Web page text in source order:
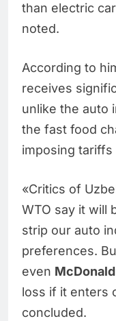
than electric
noted.
According to
receives
unlike the auto
the fast food
imposing
«Critics of
WTO say it will
strip our auto
preferences.
even
loss if it enters
concluded.